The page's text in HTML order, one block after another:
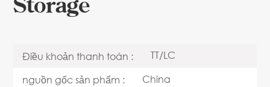
Điều khoản thanh toán :
TT/LC
nguồn gốc sản phẩm :
China